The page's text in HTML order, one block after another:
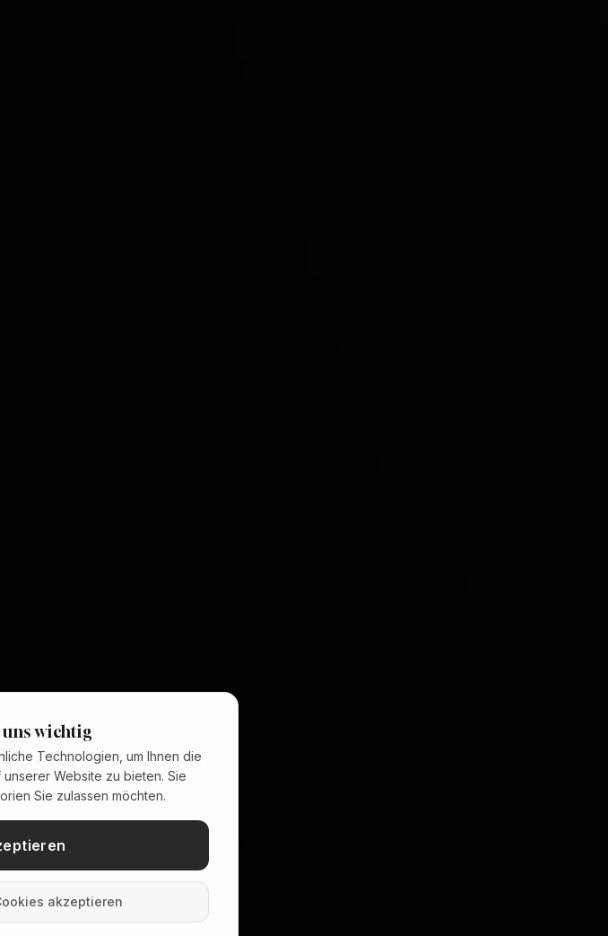
wichtig
Technologien, um Ihnen die
Website zu bieten. Sie
Sie zulassen möchten.
akzeptieren